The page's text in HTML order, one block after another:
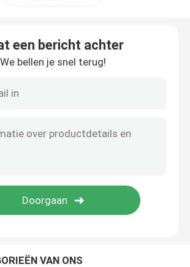
een bericht achter
We bellen je snel terug!
VAN ONS